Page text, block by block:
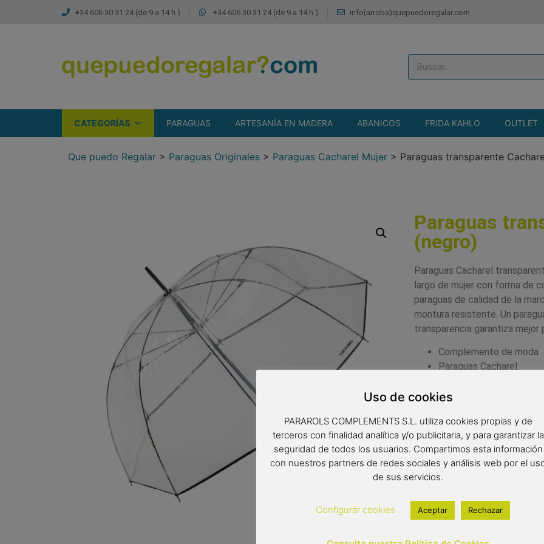
+34 606 30 31 24 (de 9 a 14 h.) +34 606 30 31 24 (de 9 a 14 h.) info(arroba)quepuedoregalar.com
CATEGORÍAS PARAGUAS ARTESANÍA EN MADERA ABANICOS FRIDA KAHLO OUTLET
Que puedo Regalar > Paraguas Originales > Paraguas Cacharel Mujer > Paraguas transparente
Paraguas
(negro)
Paraguas Cacharel
largo de mujer con forma de
paraguas de calidad de la
montura resistente. Un
transparencia garantiza
Complemento de moda
Paraguas Cacharel
Forma de cúpula
Color del producto:
Paraguas de 8 varillas
Diámetro: 97 cm
Tipo de apertura: manual
22,90€
Out of stock
Uso de cookies
PARAROLS COMPLEMENTS S.L. utiliza cookies propias y de
terceros con finalidad analítica y/o publicitaria, y para garantizar la
seguridad de todos los usuarios. Compartimos esta información
con nuestros partners de redes sociales y análisis web por el
de sus servicios.
Configurar cookies Aceptar Rechazar